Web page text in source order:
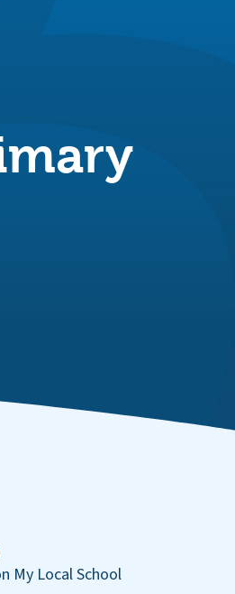
My Local School